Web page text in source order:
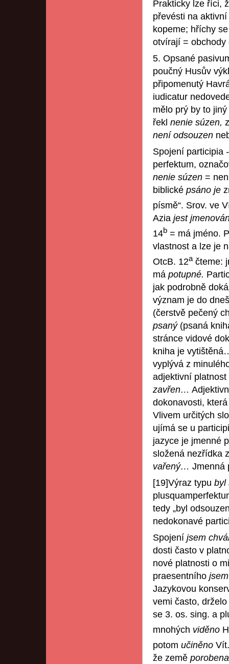
Prakticky lze říci,
převésti na
kopeme; hříchy
otvírají =
5. Opsané
poučný Husův
připomenutý
iudicatur
mělo prý by to
řekl nenie súzen,
není odsouzen
Spojení participia
perfektum,
nenie súzen =
biblické psáno je
písmě“. Srov. ve
Azia jest
14b = má jméno.
vlastnost a lze je
OtcB. 12ačteme:
má potupné.
jak podrobně
význam je do
(čerstvě pečený
psaný(psaná
stránce vidové
kniha je
vyplývá z
adjektivní
zavřen…
dokonavosti,
Vlivem určitých
ujímá se u
jazyce je jmenné
složená nezřídka
vařený… Jmenná
[19]Výraz typu byl
tedy „byl
nedokonavé
Spojení jsem
dosti často v
nové platnosti o
praesentního jsem
Jazykovou
vemi často,
se 3. os. sing. a
mnohých viděno
potom učiněno
že země